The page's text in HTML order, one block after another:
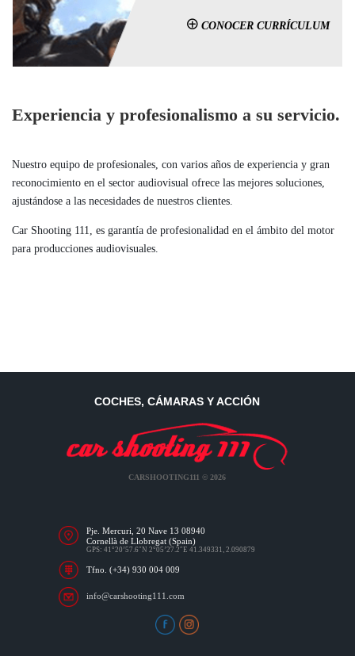
CONOCER CURRÍCULUM
Experiencia y profesionalismo a su servicio.
Nuestro equipo de profesionales, con varios años de experiencia y gran
reconocimiento en el sector audiovisual ofrece las mejores soluciones,
ajustándose a las necesidades de nuestros clientes.
Car Shooting 111, es garantía de profesionalidad en el ámbito del motor
para producciones audiovisuales.
COCHES, CÁMARAS Y ACCIÓN
CARSHOOTING111 © 2026
Pje. Mercuri, 20 Nave 13 08940
Cornellà de Llobregat (Spain)
GPS: 41°20’57.6″N 2°05’27.2″E 41.349331, 2.090879
Tfno. (+34) 930 004 009
info@carshooting111.com